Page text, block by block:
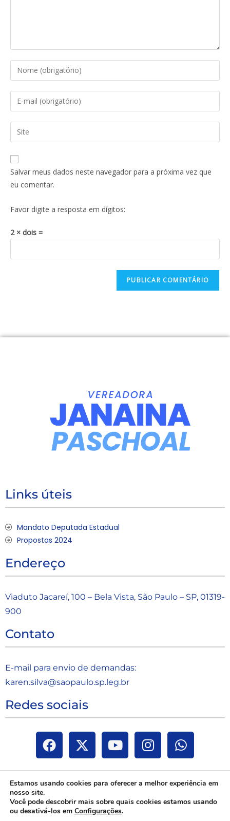
Salvar meus dados neste navegador para a próxima vez que
eu comentar.
Favor digite a resposta em dígitos:
2 × dois =
Links úteis
Mandato Deputada Estadual
Propostas 2024
Endereço
Viaduto Jacareí, 100 – Bela Vista, São Paulo – SP, 01319-
900
Contato
E-mail para envio de demandas:
karen.silva@saopaulo.sp.leg.br
Redes sociais
Estamos usando cookies para oferecer a melhor experiência em
nosso site.
Você pode descobrir mais sobre quais cookies estamos usando
ou desativá-los em Configurações.